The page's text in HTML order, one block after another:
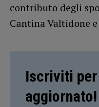
contributo degli
Cantina Valtidone
Iscriviti
aggiornato!